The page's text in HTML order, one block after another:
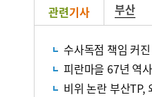
관련기사 부산
수사독점 책임 커
피란마을 67년 역
비위 논란 부산TP,